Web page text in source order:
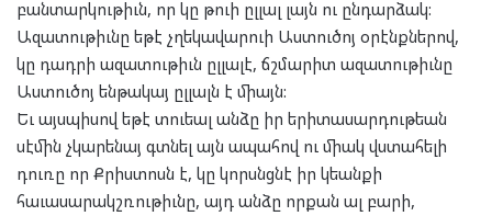
բանտարկութիւն, որ կը թուի ըլլալ լայն ու ընդարձակ:
Ազատութիւնը եթէ չղեկավարուի Աստուծոյ օրէնքներով,
կը դադրի ազատութիւն ըլլալէ, ճշմարիտ ազատութիւնը
Աստուծոյ ենթակայ ըլլալն է միայն:
Եւ այսպիսով եթէ տուեալ անձը իր երիտասարդութեան
սէմին չկարենայ գտնել այն ապահով ու միակ վստահելի
դուռը որ Քրիստոսն է, կը կորսնցնէ իր կեանքի
հաւասարակշռութիւնը, այդ անձը որքան ալ բարի,